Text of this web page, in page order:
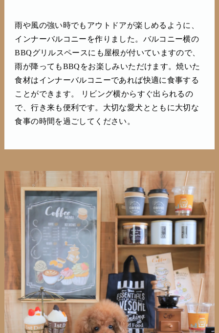
雨や風の強い時でもアウトドアが楽しめるように、
インナーバルコニーを作りました。バルコニー横の
BBQグリルスペースにも屋根が付いていますので、
雨が降ってもBBQをお楽しみいただけます。焼いた
食材はインナーバルコニーであれば快適に食事する
ことができます。 リビング横からすぐ出られるの
で、行き来も便利です。大切な愛犬とともに大切な
食事の時間を過ごしてください。